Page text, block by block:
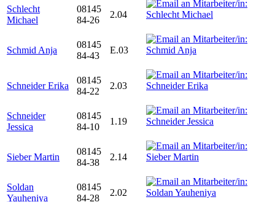
Schlecht
Michael
08145
84-26
2.04
Schmid Anja
08145
84-43
E.03
Schneider Erika
08145
84-22
2.03
Schneider
Jessica
08145
84-10
1.19
Sieber Martin
08145
84-38
2.14
Soldan
Yauheniya
08145
84-28
2.02